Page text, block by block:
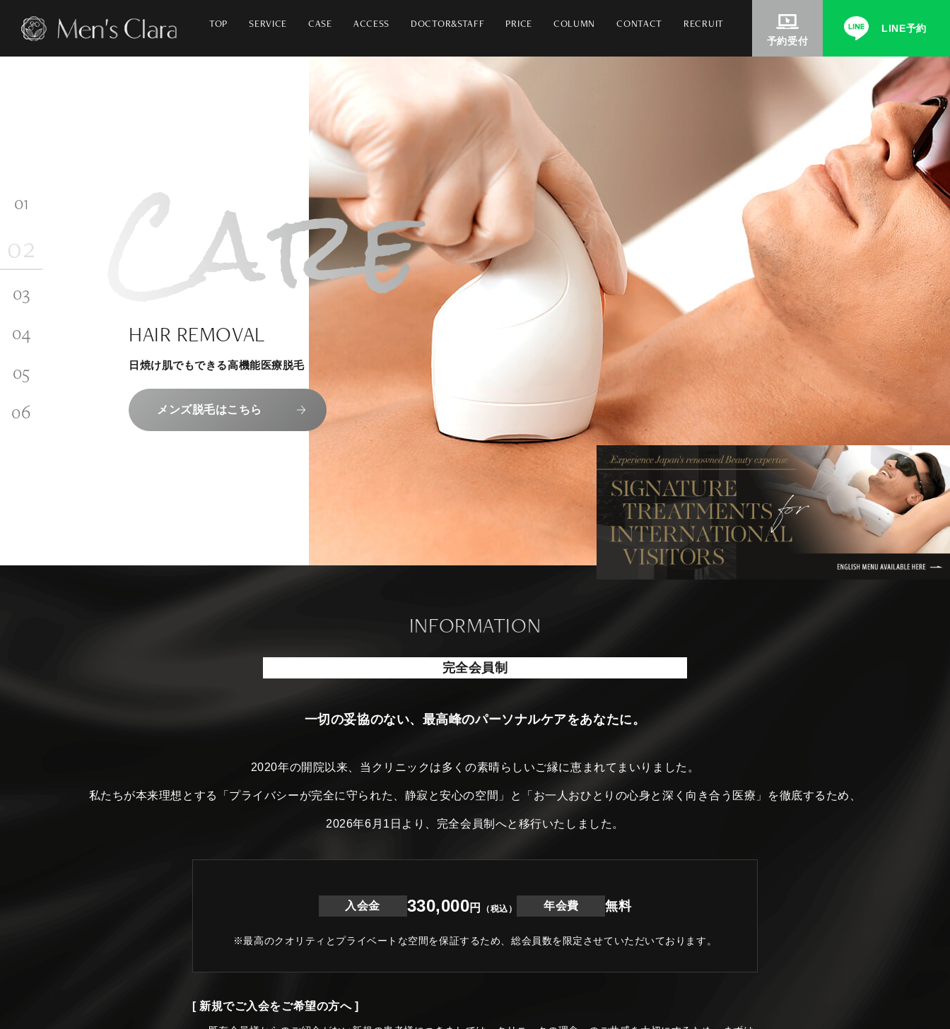
TOP SERVICE CASE ACCESS DOCTOR&STAFF PRICE COLUMN CONTACT RECRUIT
予約受付
LINE予約
SIGNATURE TREATMENTS
リラックスできる落ち着いた空間で
HAIR REMOVAL
日焼け肌でもできる高機能医療脱毛
メンズ脱毛はこちら
SKINCARE-TRIAL
その人に合わせてオーダーメイドで
PHILOSOPHY
“男性”特化の美容
コンセプトはこちら
ナチュラル
内側から若々しく健康な身体へ
NAD+点滴はこちら
INVITATION
メンバーシップを、最高のギフトに。
メンバーシップのご案内
INFORMATION
完全会員制
一切の妥協のない、最高峰のパーソナルケアをあなたに。
2020年の開院以来、当クリニックは多くの素晴らしいご縁に恵まれてまいりました。
私たちが本来理想とする 「プライバシーが完全に守られた、静寂と安心の空間」と 「お一人おひとりの心身と深く向き合う医療」を徹底するため、
2026年6月1日より、完全会員制へと移行いたしました。
入会金 330,000円 （税込） 年会費 無料
※最高のクオリティとプライベートな空間を保証するため、 総会員数を限定させていただいております。
[ 新規でご入会をご希望の方へ ]